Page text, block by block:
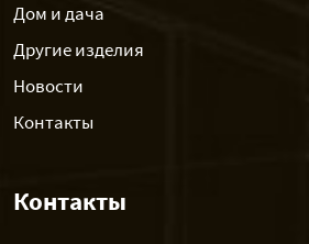
Дом и дача
Другие изделия
Новости
Контакты
Контакты